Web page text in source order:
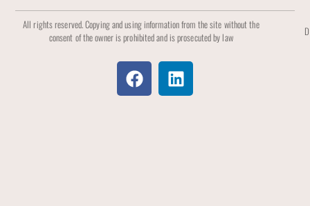
All rights reserved. Copying and using information from the site without the
consent of the owner is prohibited and is prosecuted by law